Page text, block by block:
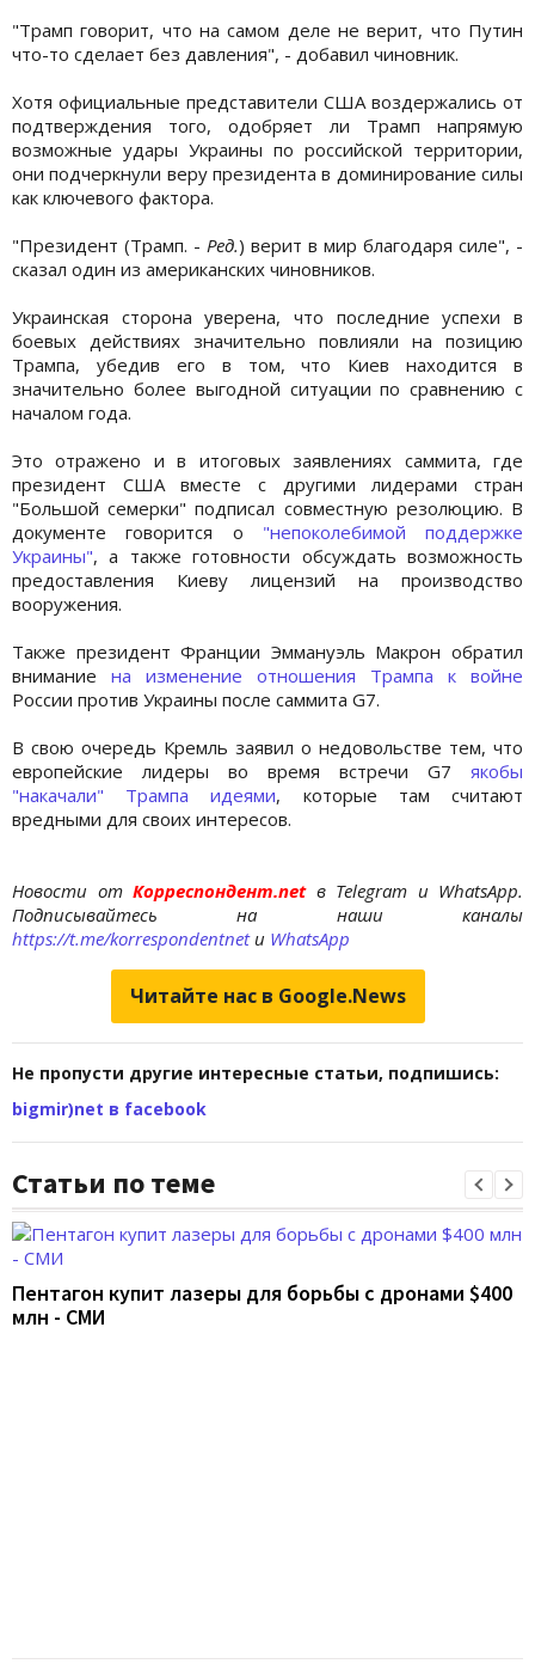
"Трамп говорит, что на самом деле не верит, что Путин
что-то сделает без давления", - добавил чиновник.
Хотя официальные представители США воздержались от
подтверждения того, одобряет ли Трамп напрямую
возможные удары Украины по российской территории,
они подчеркнули веру президента в доминирование силы
как ключевого фактора.
"Президент (Трамп. - Ред.) верит в мир благодаря силе", -
сказал один из американских чиновников.
Украинская сторона уверена, что последние успехи в
боевых действиях значительно повлияли на позицию
Трампа, убедив его в том, что Киев находится в
значительно более выгодной ситуации по сравнению с
началом года.
Это отражено и в итоговых заявлениях саммита, где
президент США вместе с другими лидерами стран
"Большой семерки" подписал совместную резолюцию. В
документе говорится о "непоколебимой поддержке
Украины", а также готовности обсуждать возможность
предоставления Киеву лицензий на производство
вооружения.
Также президент Франции Эммануэль Макрон обратил
внимание на изменение отношения Трампа к войне
России против Украины после саммита G7.
В свою очередь Кремль заявил о недовольстве тем, что
европейские лидеры во время встречи G7 якобы
"накачали" Трампа идеями, которые там считают
вредными для своих интересов.
Новости отКорреспондент.net в Telegram и WhatsApp.
Подписывайтесь на наши каналы
https://t.me/korrespondentnetи WhatsApp
Читайте нас в Google.News
Не пропусти другие интересные статьи, подпишись:
bigmir)net в facebook
Статьи по теме
Пентагон купит лазеры для борьбы с дронами $400
млн - СМИ